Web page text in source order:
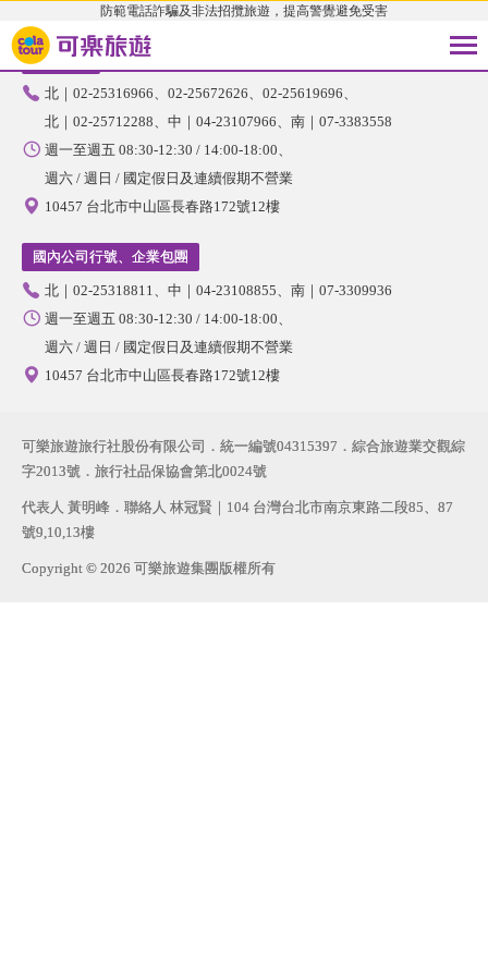
防範電話詐騙及非法招攬旅遊，提高警覺避免受害
國內旅遊
北｜02-25316966 02-25672626
02-25619696
北｜02-25712288
中｜04-23107966
南｜07-3383558
週一至週五 08:30-12:30 / 14:00-18:00
週六 / 週日 / 國定假日及連續假期不營業
10457 台北市中山區長春路172號12樓
國內公司行號、企業包團
北｜02-25318811 中｜04-23108855
南｜07-3309936
週一至週五 08:30-12:30 / 14:00-18:00
週六 / 週日 / 國定假日及連續假期不營業
10457 台北市中山區長春路172號12樓
可樂旅遊旅行社股份有限公司．統一編號04315397．綜合旅遊業交觀綜
字2013號．旅行社品保協會第北0024號
代表人 黃明峰．聯絡人 林冠賢｜104 台灣台北市南京東路二段85、87
號9,10,13樓
Copyright © 2026 可樂旅遊集團版權所有